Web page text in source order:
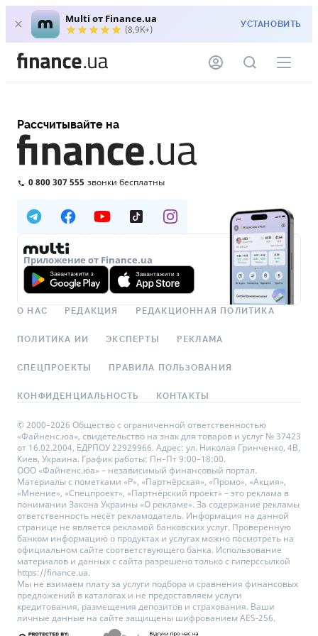
Multi от Finance.ua
(8,9K+) УСТАНОВИТЬ
Рассчитывайте на
0 800 307 555 звонки бесплатны
Приложение от Finance.ua
О НАС РЕДАКЦИЯ РЕДАКЦИОННАЯ ПОЛИТИКА
ПОЛИТИКА ИИ ЭКСПЕРТЫ РЕКЛАМА
СПЕЦПРОЕКТЫ ПРАВИЛА ПОЛЬЗОВАНИЯ
КОНФИДЕНЦИАЛЬНОСТЬ КОНТАКТЫ
© 2000–2026 Общество с ограниченной ответственностью
«Файненс.юа», свидетельство на знак для товаров и услуг № 37423
от 16.02.2004, ЕДРПОУ 22929966. Адрес: ул. Николая Гринченко, 4В,
Киев, Украина. График работы: Пн–Пт 9:00–18:00.
ООО «Файненс.юа» – независимый финансовый портал.
Материалы с пометками «Р», «Партнёрская», «Промо», «Акция»,
«Мнение», «Спецпроект», «Партнёрский проект» – это реклама в
понимании Закона Украины «О рекламе». За содержание рекламы
ответственность несёт рекламодатель. Информация на данной
странице не является рекламой банковских услуг. Проверенную
банком информацию о продуктах и услугах можно посмотреть на
официальном сайте соответствующего банка. Использование
материалов и данных с сайта разрешено только с гиперссылкой
https://finance.ua.
Мы не взимаем плату за услуги подбора и сравнения финансовых
предложений в каталогах и не предоставляем услуги
кредитования, размещения депозитов и страхования. Ваши
личные данные на сайте защищены шифрованием AES-256.